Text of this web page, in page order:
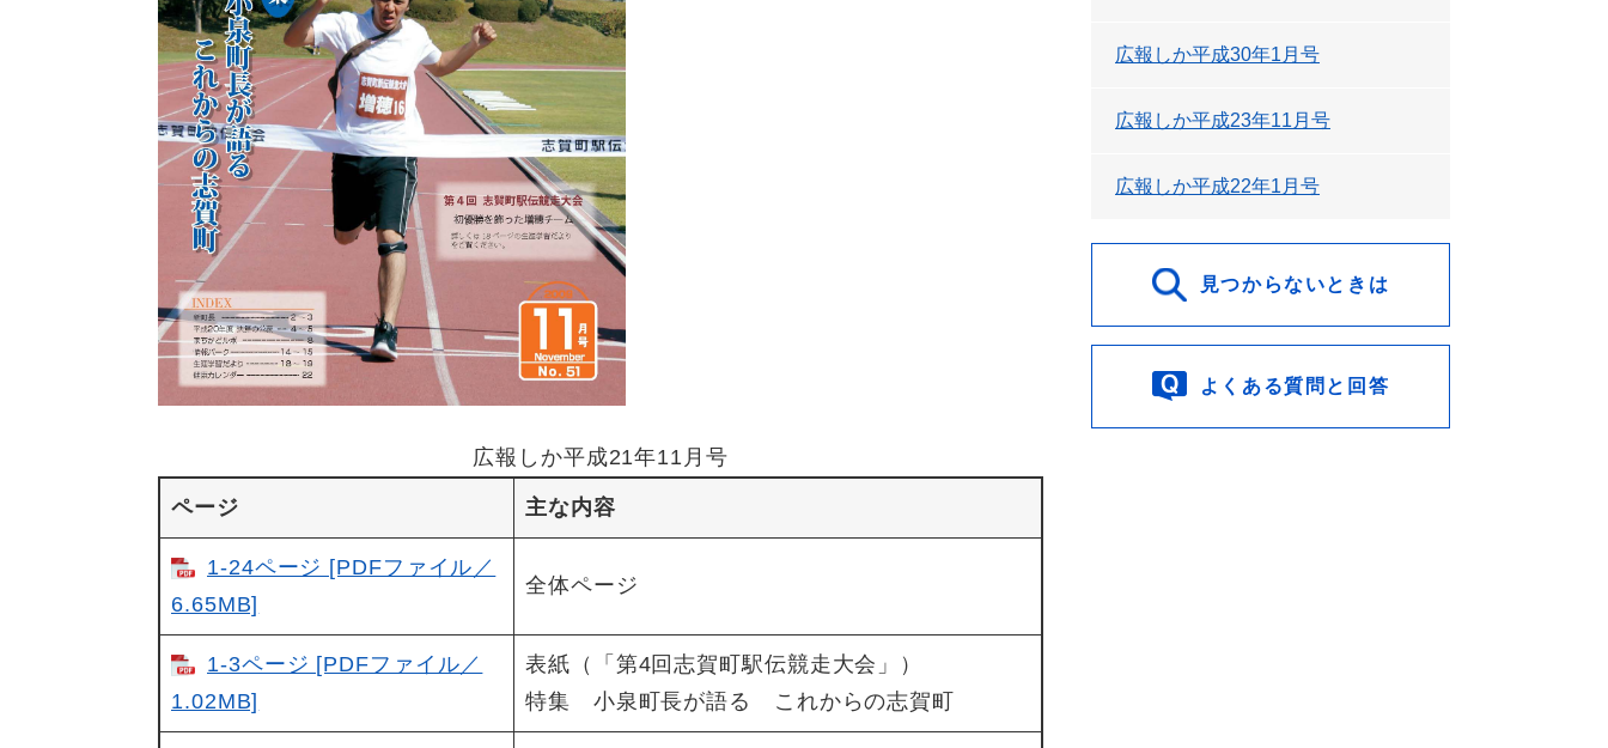
広報しか平成21年11月号
ページ 主な内容
1-24ページ [PDFファイル／
6.65MB]
全体ページ
1-3ページ [PDFファイル／
1.02MB]
表紙（「第4回志賀町駅伝競走大会」）
特集 小泉町長が語る これからの志賀町
広報しか平成30年1月号
広報しか平成23年11月号
広報しか平成22年1月号
見つからないときは
よくある質問と回答